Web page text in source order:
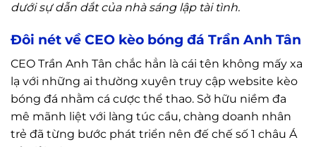
dưới sự dẫn dắt của nhà sáng lập tài tình.
Đôi nét về CEO kèo bóng đá Trần Anh Tân
CEO Trần Anh Tân chắc hẳn là cái tên không mấy xa
lạ với những ai thường xuyên truy cập website kèo
bóng đá nhằm cá cược thể thao. Sở hữu niềm đa
mê mãnh liệt với làng túc cầu, chàng doanh nhân
trẻ đã từng bước phát triển nên đế chế số 1 châu Á